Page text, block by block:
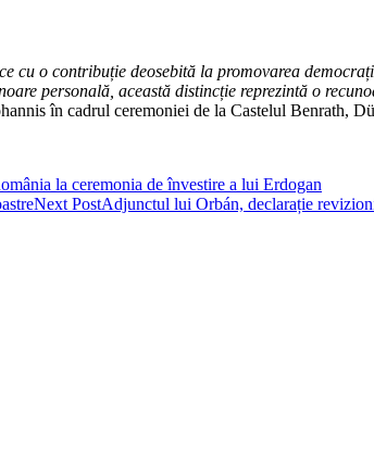
cu o contribuție deosebită la promovarea
personală, această distincție reprezintă o
în cadrul ceremoniei de la Castelul Benrath,
la ceremonia de învestire a lui Erdogan
Next PostAdjunctul lui Orbán, declarație